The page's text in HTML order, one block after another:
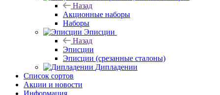
Назад
Акционные наборы
Наборы
Эписции
Назад
Эписции
Эписции (срезанные сталоны)
Дипладении
Список сортов
Акции и новости
Информация